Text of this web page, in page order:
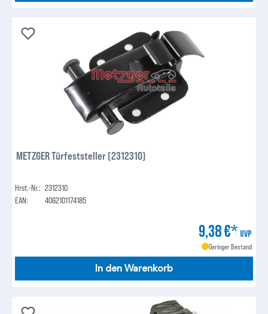
METZGER Türfeststeller (2312310)
Hrst.-Nr.: 2312310
EAN:
4062101174185
9,38 €* UVP
Geringer Bestand
In den Warenkorb